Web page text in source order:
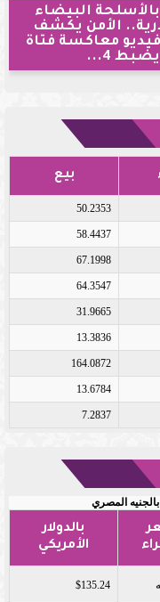
البيضاء
الأمن يكشف
معاكسة فتاة
4...
بيع
50.2353
58.4437
67.1998
64.3547
31.9665
13.3836
164.0872
13.6784
7.2837
المصري
بالدولار
الأمريكي
$135.24